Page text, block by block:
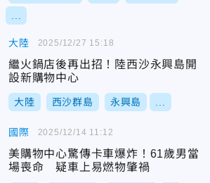
大陸
繼火鍋店後再出招！陸西沙永興島開
設新購物中心
大陸 西沙群島 永興島
2025/12/27 15:18
國際
美購物中心驚傳卡車爆炸！61歲男當
場喪命 疑車上易燃物肇禍
2025/12/14 11:12